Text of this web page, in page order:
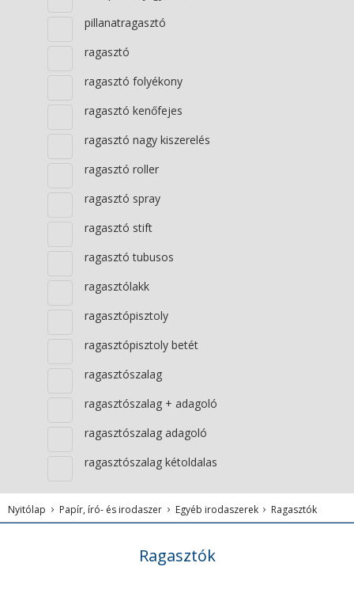
pillanatragasztó
ragasztó
ragasztó folyékony
ragasztó kenőfejes
ragasztó nagy kiszerelés
ragasztó roller
ragasztó spray
ragasztó stift
ragasztó tubusos
ragasztólakk
ragasztópisztoly
ragasztópisztoly betét
ragasztószalag
ragasztószalag + adagoló
ragasztószalag adagoló
ragasztószalag kétoldalas
Nyitólap Papír, író- és irodaszer Egyéb irodaszerek Ragasztók
Ragasztók